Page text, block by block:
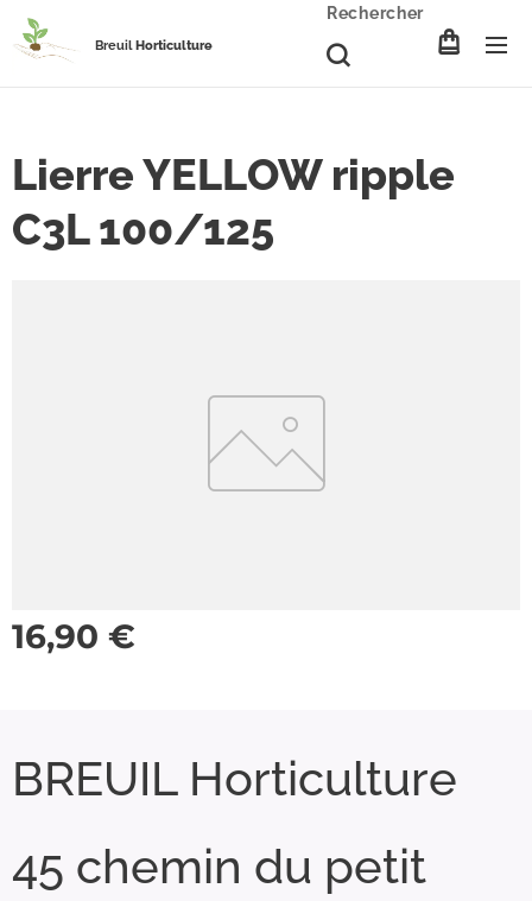
BreuilHorticulture
Rechercher
Lierre YELLOW ripple
C3L 100/125
16,90 €
BREUIL Horticulture
45 chemin du petit